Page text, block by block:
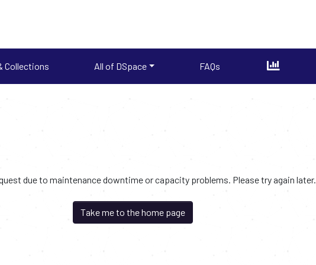
Collections All of DSpace FAQs
due to maintenance downtime or capacity problems. Please try again later.
Take me to the home page